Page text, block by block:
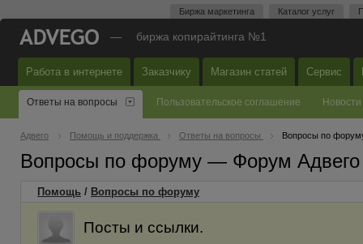
Биржа маркетинга Каталог услуг
— биржа копирайтинга №1
Работа в интернете Заказчику Магазин статей Сервис
Ответы на вопросы Пользовательское соглашение Новости
Адвего Помощь и поддержка Ответы на вопросы Вопросы по
Вопросы по форуму — Форум Адвего
Помощь / Вопросы по форуму
Посты и ссылки.